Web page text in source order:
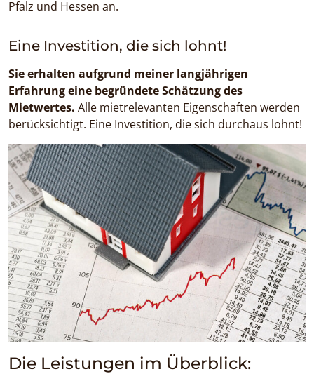
Pfalz und Hessen an.
Eine Investition, die sich lohnt!
Sie erhalten aufgrund meiner langjährigen
Erfahrung eine begründete Schätzung des
Mietwertes. Alle mietrelevanten Eigenschaften werden
berücksichtigt. Eine Investition, die sich durchaus lohnt!
Die Leistungen im Überblick: